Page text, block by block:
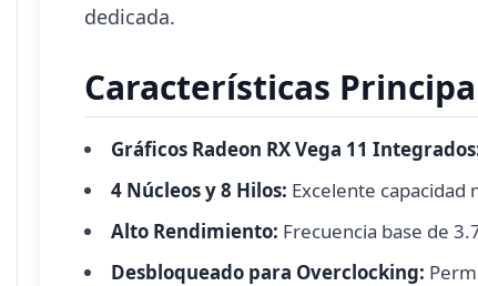
dedicada.
Características
Gráficos Radeon RX Vega 11
4 Núcleos y 8 Hilos: Excelente capacidad
Alto Rendimiento: Frecuencia base de
Desbloqueado para Overclocking: